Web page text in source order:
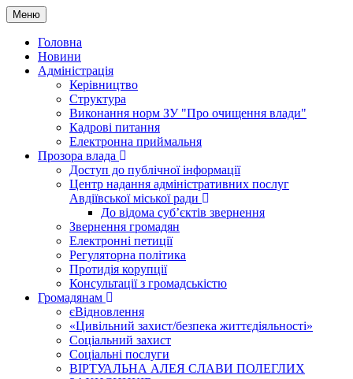
Меню
Головна
Новини
Адміністрація
Керівництво
Структура
Виконання норм ЗУ "Про очищення влади"
Кадрові питання
Електронна приймальня
Прозора влада
Доступ до публічної інформації
Центр надання адміністративних послуг
Авдіївської міської ради
До відома суб’єктів звернення
Звернення громадян
Електронні петиції
Регуляторна політика
Протидія корупції
Консультації з громадськістю
Громадянам
єВідновлення
«Цивільний захист/безпека життєдіяльності»
Соціальний захист
Соціальні послуги
ВІРТУАЛЬНА АЛЕЯ СЛАВИ ПОЛЕГЛИХ